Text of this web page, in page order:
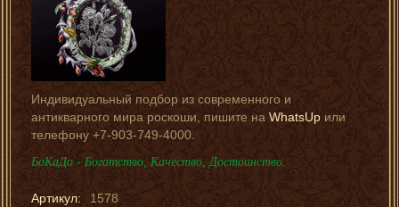
Индивидуальный подбор из современного и
антикварного мира роскоши, пишите наWhatsUpили
телефону +7-903-749-4000.
БоКаДо - Богатство, Качество, Достоинство.
Артикул: 1578